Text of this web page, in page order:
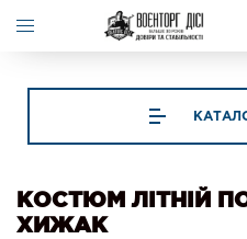
КОСТЮМ ЛІТНІЙ
ХИЖАК